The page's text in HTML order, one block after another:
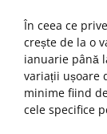
În ceea ce
crește de la o
ianuarie până
variații ușoare
minime fiind
cele specifice